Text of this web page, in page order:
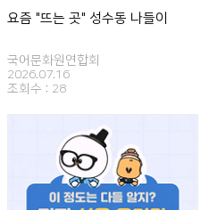
요즘 "뜨는 곳" 성수동 나들이
국어문화원연합회
2026.07.16
조회수 : 28